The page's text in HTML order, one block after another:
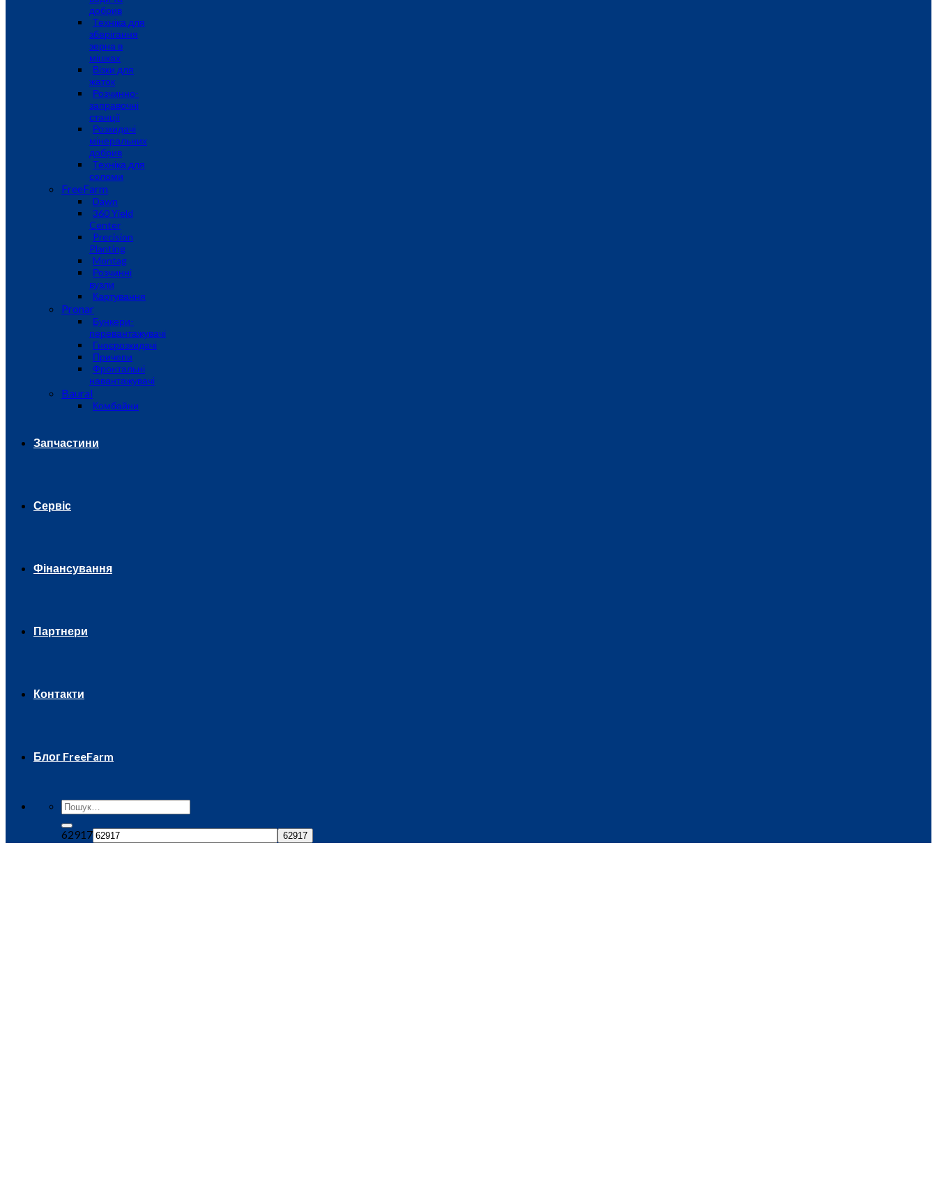
добрив
Техніка для
зберігання
зерна в
мішках
Візки для
жаток
Розчинно-
заправочні
станції
Розкидачі
мінеральних
добрив
Техніка для
соломи
FreeFarm
Dawn
360 Yield
Center
Precision
Planting
Montag
Розчинні
вузли
Картування
Pronar
Бункери-
перевантажувачі
Гноєрозкидачі
Причепи
Фронтальні
навантажувачі
Baural
Комбайни
Запчастини
Сервіс
Фінансування
Партнери
Контакти
Блог FreeFarm
62917